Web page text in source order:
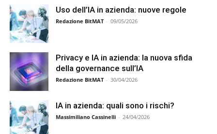
Uso dell’IA in azienda: nuove regole
Redazione BitMAT - 09/05/2026
Privacy e IA in azienda: la nuova sfida
della governance sull’IA
Redazione BitMAT - 30/04/2026
IA in azienda: quali sono i rischi?
Massimiliano Cassinelli - 24/04/2026